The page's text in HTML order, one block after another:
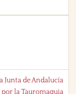
Junta de Andalucía
por la Tauromaquia